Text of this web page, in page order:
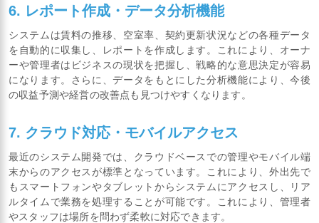
6. レポート作成・データ分析機能
システムは賃料の推移、空室率、契約更新状況などの各種データ
を自動的に収集し、レポートを作成します。これにより、オーナ
ーや管理者はビジネスの現状を把握し、戦略的な意思決定が容易
になります。さらに、データをもとにした分析機能により、今後
の収益予測や経営の改善点も見つけやすくなります。
7. クラウド対応・モバイルアクセス
最近のシステム開発では、クラウドベースでの管理やモバイル端
末からのアクセスが標準となっています。これにより、外出先で
もスマートフォンやタブレットからシステムにアクセスし、リア
ルタイムで業務を処理することが可能です。これにより、管理者
やスタッフは場所を問わず柔軟に対応できます。